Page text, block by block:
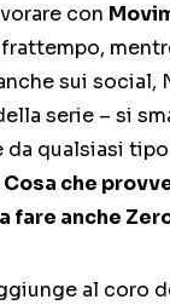
con
frattempo,
sui social,
serie – si
qualsiasi
Cosa che
fare anche
al coro